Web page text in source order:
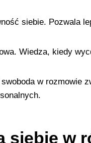
siebie. Pozwala
Wiedza, kiedy
w rozmowie
siebie w